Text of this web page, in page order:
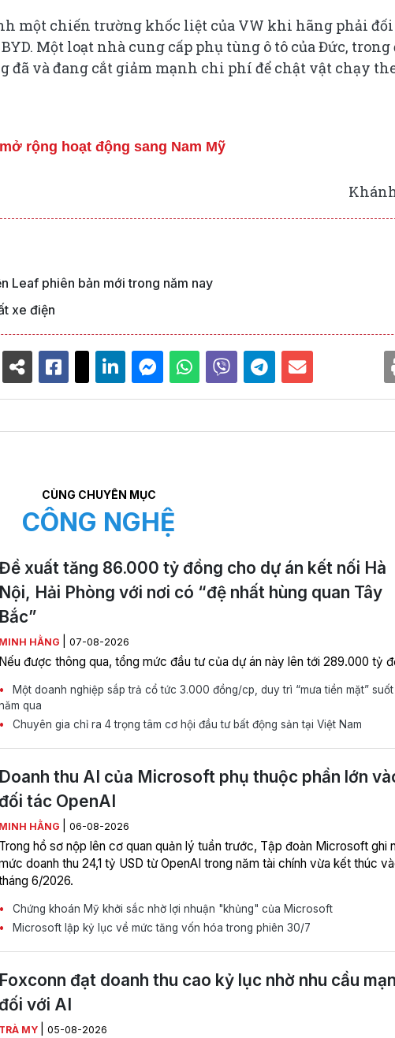
một chiến trường khốc liệt của VW khi hãng phải đối
Một loạt nhà cung cấp phụ tùng ô tô của Đức, trong
đã và đang cắt giảm mạnh chi phí để chật vật chạy
rộng hoạt động sang Nam Mỹ
Leaf phiên bản mới trong năm nay
xe điện
CÙNG CHUYÊN MỤC
CÔNG NGHỆ
xuất tăng 86.000 tỷ đồng cho dự án kết nối Hà
Nội, Hải Phòng với nơi có “đệ nhất hùng quan Tây
Bắc”
MINH HẰNG 07-08-2026
Nếu được thông qua, tổng mức đầu tư của dự án này lên tới 289.000 tỷ
Một doanh nghiệp sắp trả cổ tức 3.000 đồng/cp, duy trì “mưa tiền mặt” suốt
qua
Chuyên gia chỉ ra 4 trọng tâm cơ hội đầu tư bất động sản tại Việt Nam
Doanh thu AI của Microsoft phụ thuộc phần lớn
đối tác OpenAI
MINH HẰNG 06-08-2026
Trong hồ sơ nộp lên cơ quan quản lý tuần trước, Tập đoàn Microsoft ghi
doanh thu 24,1 tỷ USD từ OpenAI trong năm tài chính vừa kết thúc
6/2026.
Chứng khoán Mỹ khởi sắc nhờ lợi nhuận "khủng" của Microsoft
Microsoft lập kỷ lục về mức tăng vốn hóa trong phiên 30/7
Foxconn đạt doanh thu cao kỷ lục nhờ nhu cầu
đối với AI
TRÀ MY 05-08-2026